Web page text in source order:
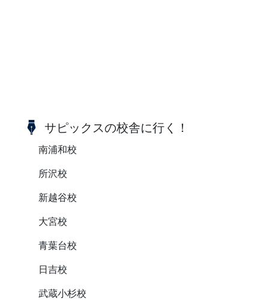
サピックスの校舎に行く！
南浦和校
所沢校
新越谷校
大宮校
青葉台校
日吉校
武蔵小杉校